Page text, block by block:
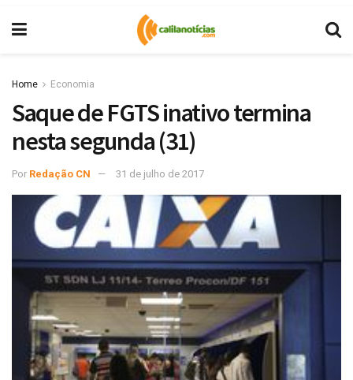
Home Economia
Saque de FGTS inativo termina
nesta segunda (31)
Por Redação CN 31 de julho de 2017